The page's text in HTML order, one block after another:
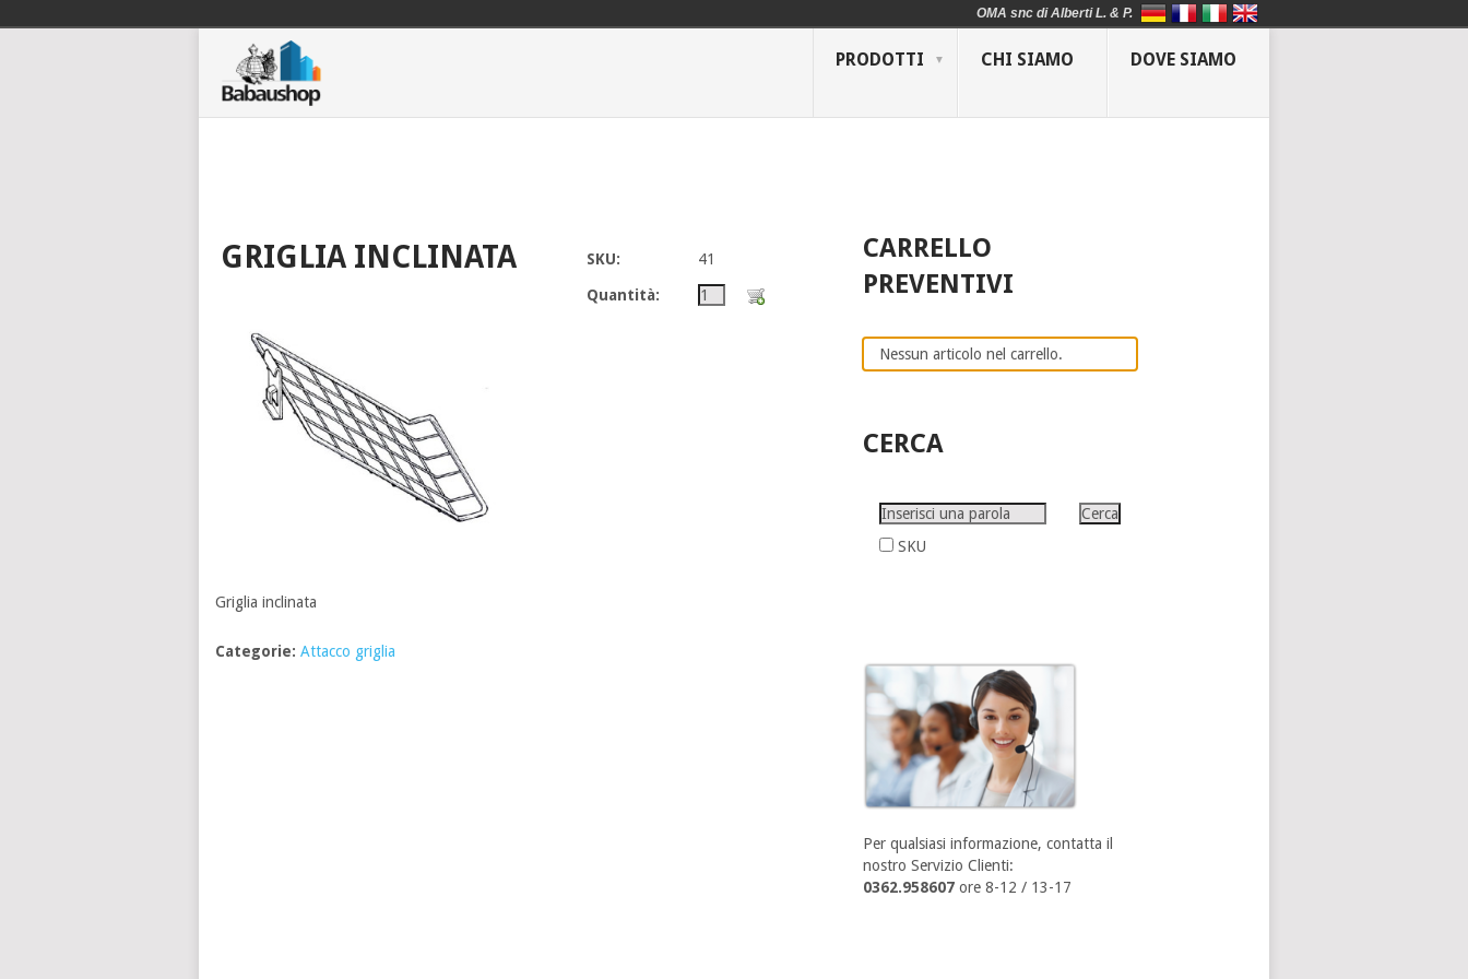
PRODOTTI CHI SIAMO DOVE SIAMO
GRIGLIA INCLINATA SKU: 41
Quantità:
Griglia inclinata
Categorie: Attacco griglia
CARRELLO
PREVENTIVI
Nessun articolo nel carrello.
CERCA
SKU
Per qualsiasi informazione, contatta il
nostro Servizio Clienti:
0362.958607 ore 8-12 / 13-17
OMA snc di Alberti L. & P.